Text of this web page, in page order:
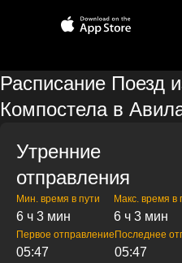
Расписание Поезд
Компостела в
Утренние
отправления
Мин. время в пути
6 ч 3 мин
Макс. время в
6 ч 3 мин
Первое отправление
05:47
Последнее
05:47